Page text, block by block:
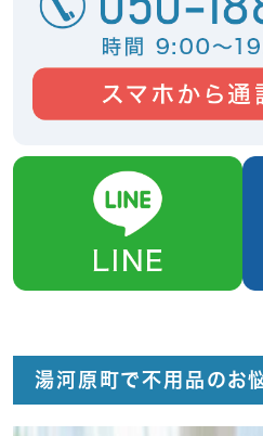
湯河原町で不用品のお